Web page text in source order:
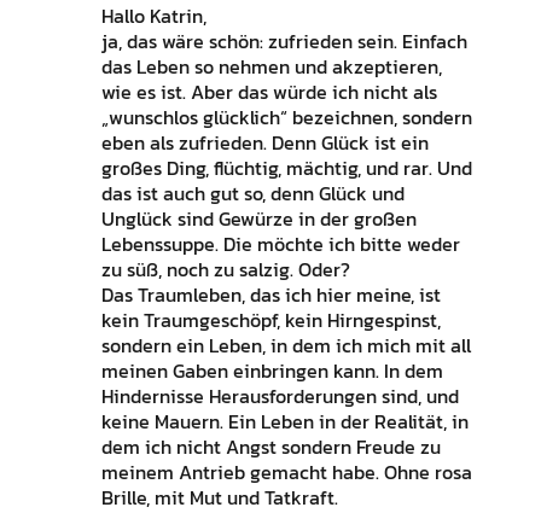
Hallo Katrin,
ja, das wäre schön: zufrieden sein. Einfach
das Leben so nehmen und akzeptieren,
wie es ist. Aber das würde ich nicht als
„wunschlos glücklich“ bezeichnen, sondern
eben als zufrieden. Denn Glück ist ein
großes Ding, flüchtig, mächtig, und rar. Und
das ist auch gut so, denn Glück und
Unglück sind Gewürze in der großen
Lebenssuppe. Die möchte ich bitte weder
zu süß, noch zu salzig. Oder?
Das Traumleben, das ich hier meine, ist
kein Traumgeschöpf, kein Hirngespinst,
sondern ein Leben, in dem ich mich mit all
meinen Gaben einbringen kann. In dem
Hindernisse Herausforderungen sind, und
keine Mauern. Ein Leben in der Realität, in
dem ich nicht Angst sondern Freude zu
meinem Antrieb gemacht habe. Ohne rosa
Brille, mit Mut und Tatkraft.